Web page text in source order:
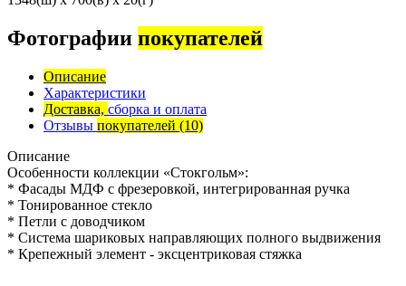
Фотографии покупателей
Описание
Характеристики
Доставка, сборка и оплата
Отзывы покупателей (10)
Описание
Особенности коллекции «Стокгольм»:
* Фасады МДФ с фрезеровкой, интегрированная ручка
* Тонированное стекло
* Петли с доводчиком
* Система шариковых направляющих полного выдвижения
* Крепежный элемент - эксцентриковая стяжка